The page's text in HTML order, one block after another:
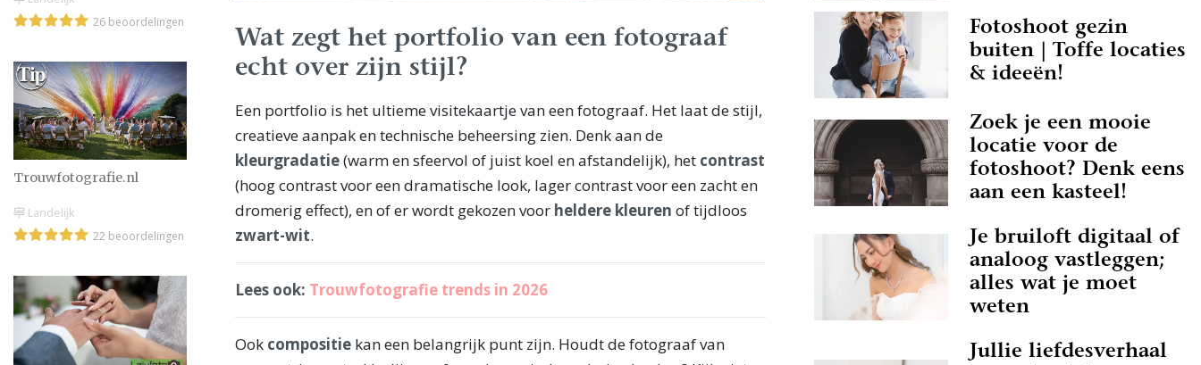
26 beoordelingen
Trouwfotografie.nl
Landelijk
22 beoordelingen
Wat zegt het portfolio van een fotograaf
echt over zijn stijl?
Een portfolio is het ultieme visitekaartje van een fotograaf. Het laat de stijl,
creatieve aanpak en technische beheersing zien. Denk aan de
kleurgradatie(warm en sfeervol of juist koel en afstandelijk), het contrast
(hoog contrast voor een dramatische look, lager contrast voor een zacht en
dromerig effect), en of er wordt gekozen voor heldere kleuren of tijdloos
zwart-wit.
Lees ook: Trouwfotografie trends in 2026
Ook compositie kan een belangrijk punt zijn. Houdt de fotograaf van
Fotoshoot gezin
buiten | Toffe locaties
& ideeën!
Zoek je een mooie
locatie voor de
fotoshoot? Denk eens
aan een kasteel!
Je bruiloft digitaal of
analoog vastleggen;
alles wat je moet
weten
Jullie liefdesverhaal